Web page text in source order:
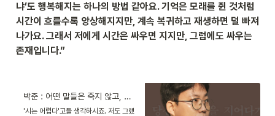
냐’도 행복해지는 하나의 방법 같아요. 기억은 모래를 쥔 것처럼
시간이 흐를수록 앙상해지지만, 계속 복귀하고 재생하면 덜 빠져
나가요. 그래서 저에게 시간은 싸우면 지지만, 그럼에도 싸우는
존재입니다.”
박준 : 어떤 말들은 죽지 않고, 사람 마음 속에 오래 살아남는다
'시는 어렵다'고들 생각하시죠. 저도 그랬